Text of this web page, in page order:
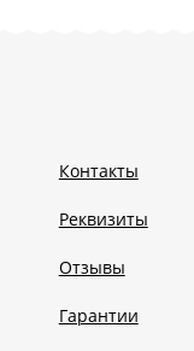
Контакты
Реквизиты
Отзывы
Гарантии